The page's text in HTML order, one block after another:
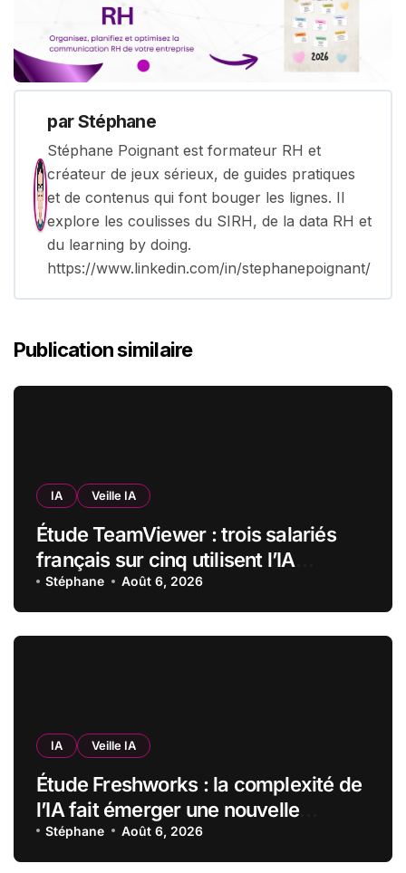
parStéphane
Stéphane Poignant est formateur RH et
créateur de jeux sérieux, de guides pratiques
et de contenus qui font bouger les lignes. Il
explore les coulisses du SIRH, de la data RH et
du learning by doing.
https://www.linkedin.com/in/stephanepoignant/
Publication similaire
IA Veille IA
Étude TeamViewer : trois salariés
français sur cinq utilisent l’IA
quotidiennement, mais 70 % veulent
garder un droit de regard
Stéphane Août 6, 2026
IA Veille IA
Étude Freshworks : la complexité de
l’IA fait émerger une nouvelle
bureaucratie dans les entreprises
françaises
Stéphane Août 6, 2026